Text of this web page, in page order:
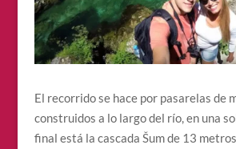
El recorrido se hace por pasarelas de
construidos a lo largo del río, en una
final está la cascada Šum de 13